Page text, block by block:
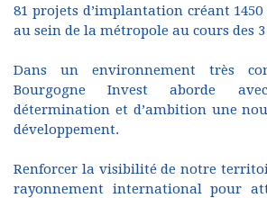
81 projets d’implantation créant
au sein de la métropole au cours des
Dans un environnement très
Bourgogne Invest aborde
détermination et d’ambition une
développement.
Renforcer la visibilité de notre
rayonnement international pour